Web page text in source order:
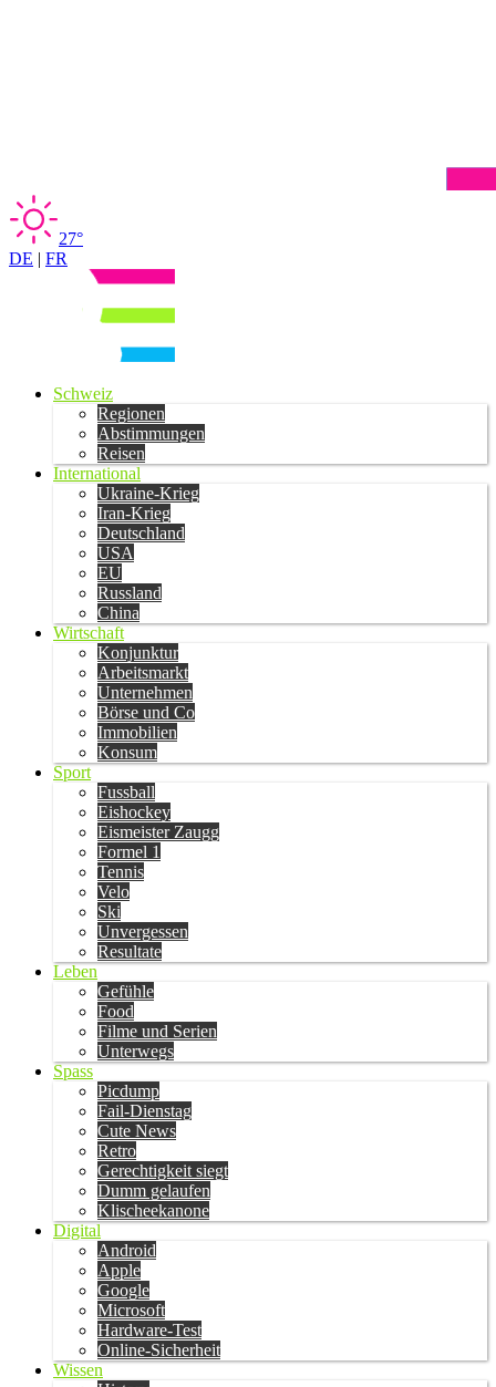
27°
DE | FR
Schweiz
Regionen
Abstimmungen
Reisen
International
Ukraine-Krieg
Iran-Krieg
Deutschland
USA
EU
Russland
China
Wirtschaft
Konjunktur
Arbeitsmarkt
Unternehmen
Börse und Co
Immobilien
Konsum
Sport
Fussball
Eishockey
Eismeister Zaugg
Formel 1
Tennis
Velo
Ski
Unvergessen
Resultate
Leben
Gefühle
Food
Filme und Serien
Unterwegs
Spass
Picdump
Fail-Dienstag
Cute News
Retro
Gerechtigkeit siegt
Dumm gelaufen
Klischeekanone
Digital
Android
Apple
Google
Microsoft
Hardware-Test
Online-Sicherheit
Wissen